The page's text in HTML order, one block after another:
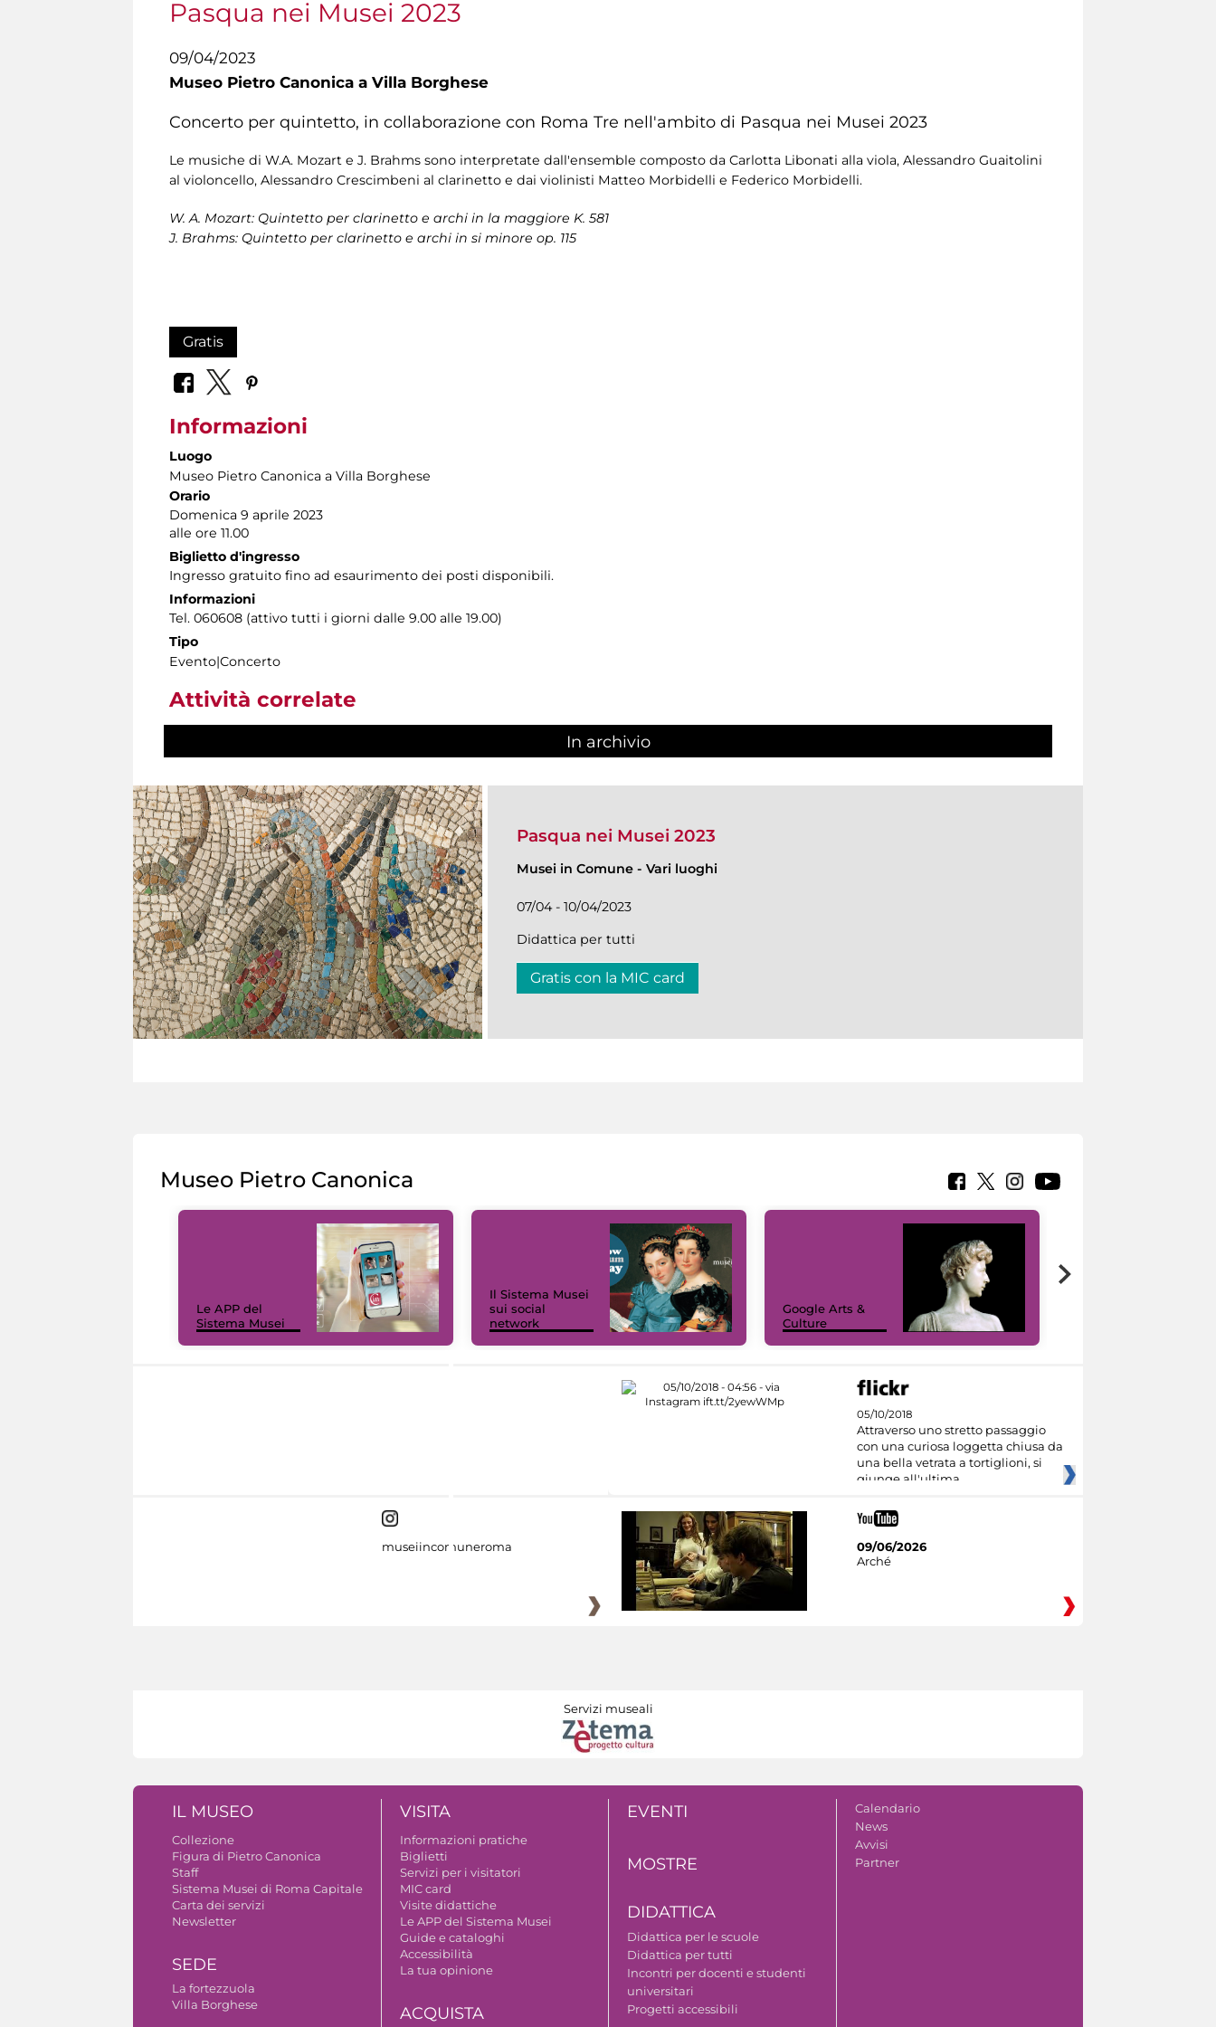
Pasqua nei Musei 2023
09/04/2023
Museo Pietro Canonica a Villa Borghese
Concerto per quintetto, in collaborazione con Roma Tre nell'ambito di Pasqua nei Musei 2023
Le musiche di W.A. Mozart e J. Brahms sono interpretate dall'ensemble composto da Carlotta Libonati alla viola, Alessandro Guaitolini
al violoncello, Alessandro Crescimbeni al clarinetto e dai violinisti Matteo Morbidelli e Federico Morbidelli.
W. A. Mozart: Quintetto per clarinetto e archi in la maggiore K. 581
J. Brahms: Quintetto per clarinetto e archi in si minore op. 115
Gratis
Informazioni
Luogo
Museo Pietro Canonica a Villa Borghese
Orario
Domenica 9 aprile 2023
alle ore 11.00
Biglietto d'ingresso
Ingresso gratuito fino ad esaurimento dei posti disponibili.
Informazioni
Tel. 060608 (attivo tutti i giorni dalle 9.00 alle 19.00)
Tipo
Evento|Concerto
Attività correlate
In archivio
Pasqua nei Musei 2023
Musei in Comune - Vari luoghi
07/04 - 10/04/2023
Didattica per tutti
Gratis con la MIC card
Museo Pietro Canonica
Le APP del
Sistema Musei
Il Sistema Musei
sui social
network
Google Arts &
Culture
05/10/2018
Attraverso uno stretto passaggio
con una curiosa loggetta chiusa da
una bella vetrata a tortiglioni, si
giunge all'ultima
museiincomuneroma
09/06/2026
Arché
Servizi museali
IL MUSEO
Collezione
Figura di Pietro Canonica
Staff
Sistema Musei di Roma Capitale
Carta dei servizi
Newsletter
SEDE
La fortezzuola
Villa Borghese
VISITA
Informazioni pratiche
Biglietti
Servizi per i visitatori
MIC card
Visite didattiche
Le APP del Sistema Musei
Guide e cataloghi
Accessibilità
La tua opinione
ACQUISTA
EVENTI
MOSTRE
DIDATTICA
Didattica per le scuole
Didattica per tutti
Incontri per docenti e studenti
universitari
Progetti accessibili
Calendario
News
Avvisi
Partner